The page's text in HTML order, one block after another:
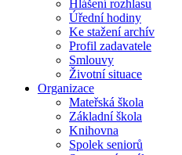
Hlášení rozhlasu
Úřední hodiny
Ke stažení archív
Profil zadavatele
Smlouvy
Životní situace
Organizace
Mateřská škola
Základní škola
Knihovna
Spolek seniorů